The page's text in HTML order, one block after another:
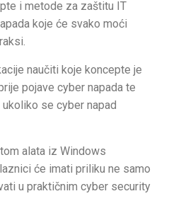
i metode za zaštitu IT
koje će svako moći
naučiti koje koncepte je
pojave cyber napada te
se cyber napad
alata iz Windows
će imati priliku ne samo
u praktičnim cyber security